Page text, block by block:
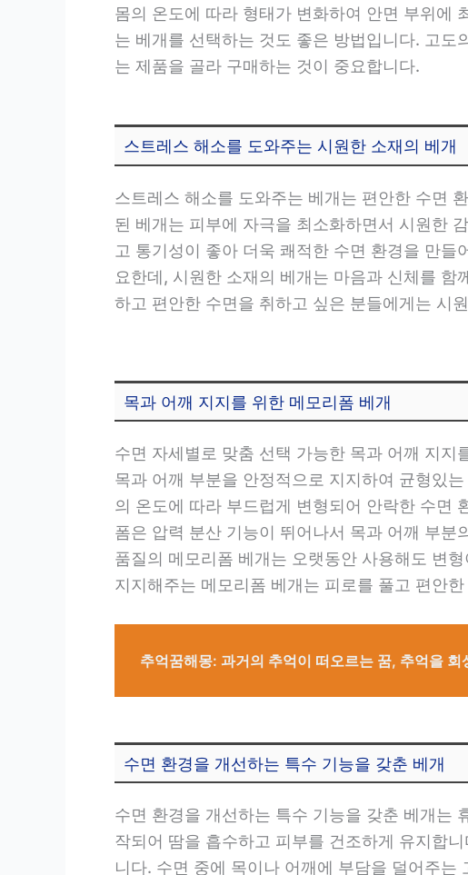
몸의 온도에 따라 형태가 변화하여 안면 부위에
는 베개를 선택하는 것도 좋은 방법입니다. 고
는 제품을 골라 구매하는 것이 중요합니다.
스트레스 해소를 도와주는 시원한 소재의 베개
스트레스 해소를 도와주는 베개는 편안한 수면
된 베개는 피부에 자극을 최소화하면서 시원한
고 통기성이 좋아 더욱 쾌적한 수면 환경을 만
요한데, 시원한 소재의 베개는 마음과 신체를
하고 편안한 수면을 취하고 싶은 분들에게는 시
목과 어깨 지지를 위한 메모리폼 베개
수면 자세별로 맞춤 선택 가능한 목과 어깨 지
목과 어깨 부분을 안정적으로 지지하여 균형있
의 온도에 따라 부드럽게 변형되어 안락한 수면
폼은 압력 분산 기능이 뛰어나서 목과 어깨 부
품질의 메모리폼 베개는 오랫동안 사용해도 변
지지해주는 메모리폼 베개는 피로를 풀고 편안
추억꿈해몽: 과거의 추억이 떠오르는 꿈, 추억을
수면 환경을 개선하는 특수 기능을 갖춘 베개
수면 환경을 개선하는 특수 기능을 갖춘 베개는
작되어 땀을 흡수하고 피부를 건조하게 유지합
니다. 수면 중에 목이나 어깨에 부담을 덜어주